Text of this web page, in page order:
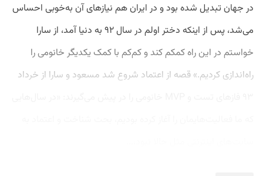
در جهان تبدیل شده بود و در ایران هم نیازهای آن به‌خوبی احساس
می‌شد، پس از اینکه دختر اولم در سال ۹۲ به دنیا آمد، از سارا
خواستم در این راه کمکم کند و کم‌کم با کمک یکدیگر خانومی را
راه‌اندازی کردیم.» قصه از اعتماد شروع شد مسعود و سارا از خرداد